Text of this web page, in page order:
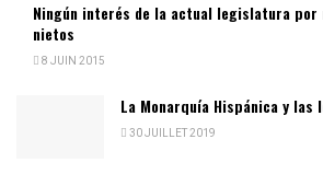
Ningún interés de la actual legislatura por
nietos
8 JUIN 2015
La Monarquía Hispánica y las
30 JUILLET 2019